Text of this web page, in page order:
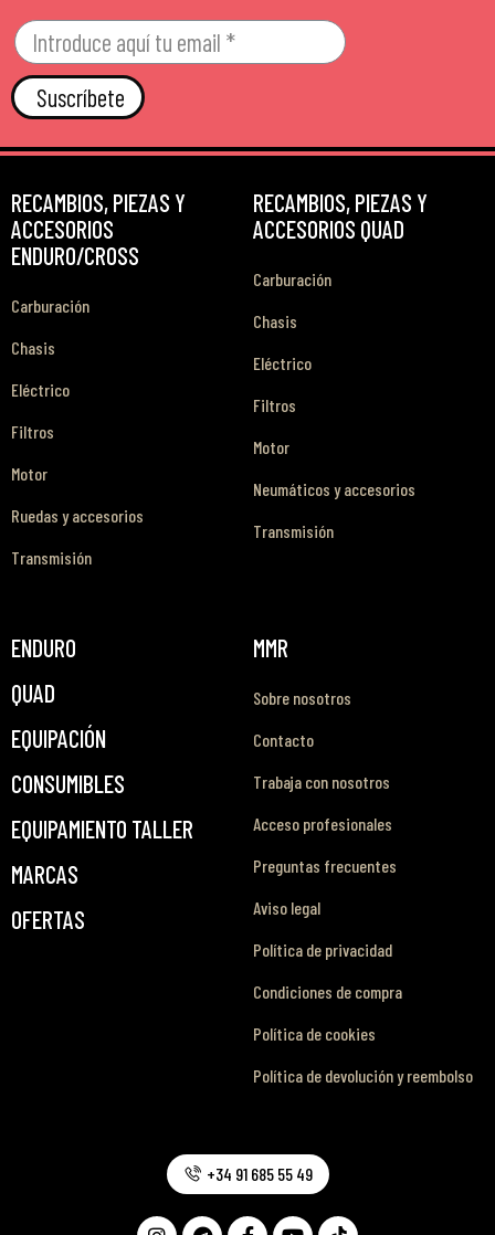
Suscríbete
RECAMBIOS, PIEZAS Y
ACCESORIOS
ENDURO/CROSS
Carburación
Chasis
Eléctrico
Filtros
Motor
Ruedas y accesorios
Transmisión
RECAMBIOS, PIEZAS Y
ACCESORIOS QUAD
Carburación
Chasis
Eléctrico
Filtros
Motor
Neumáticos y accesorios
Transmisión
ENDURO
QUAD
EQUIPACIÓN
CONSUMIBLES
EQUIPAMIENTO TALLER
MARCAS
OFERTAS
MMR
Sobre nosotros
Contacto
Trabaja con nosotros
Acceso profesionales
Preguntas frecuentes
Aviso legal
Política de privacidad
Condiciones de compra
Política de cookies
Política de devolución y reembolso
+34 91 685 55 49